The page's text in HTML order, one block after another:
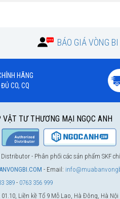
BÁO GIÁ VÒNG
HÃNG
CO, CQ
VẬT TƯ THƯƠNG MẠI NGỌC ANH
Distributor - Phân phối các sản phẩm SKF
- Email:
389- 0763 356 999
01.10, Liền kề Tổ 9 Mỗ Lao, Hà Đông, Hà Nội